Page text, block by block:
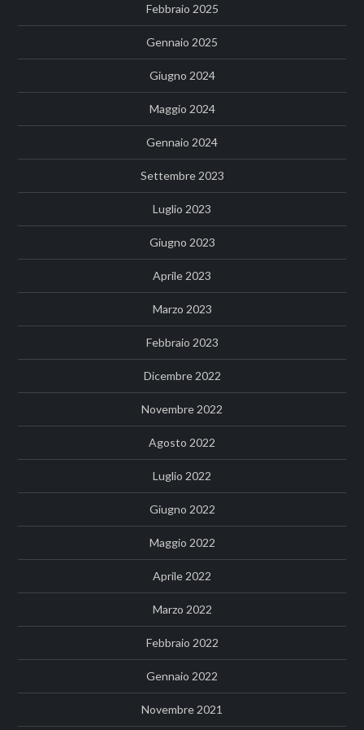
Febbraio 2025
Gennaio 2025
Giugno 2024
Maggio 2024
Gennaio 2024
Settembre 2023
Luglio 2023
Giugno 2023
Aprile 2023
Marzo 2023
Febbraio 2023
Dicembre 2022
Novembre 2022
Agosto 2022
Luglio 2022
Giugno 2022
Maggio 2022
Aprile 2022
Marzo 2022
Febbraio 2022
Gennaio 2022
Novembre 2021